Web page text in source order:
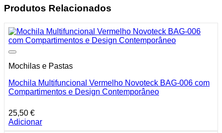
Produtos Relacionados
Mochilas e Pastas
Mochila Multifuncional Vermelho Novoteck BAG-006 com
Compartimentos e Design Contemporâneo
25,50 €
Adicionar